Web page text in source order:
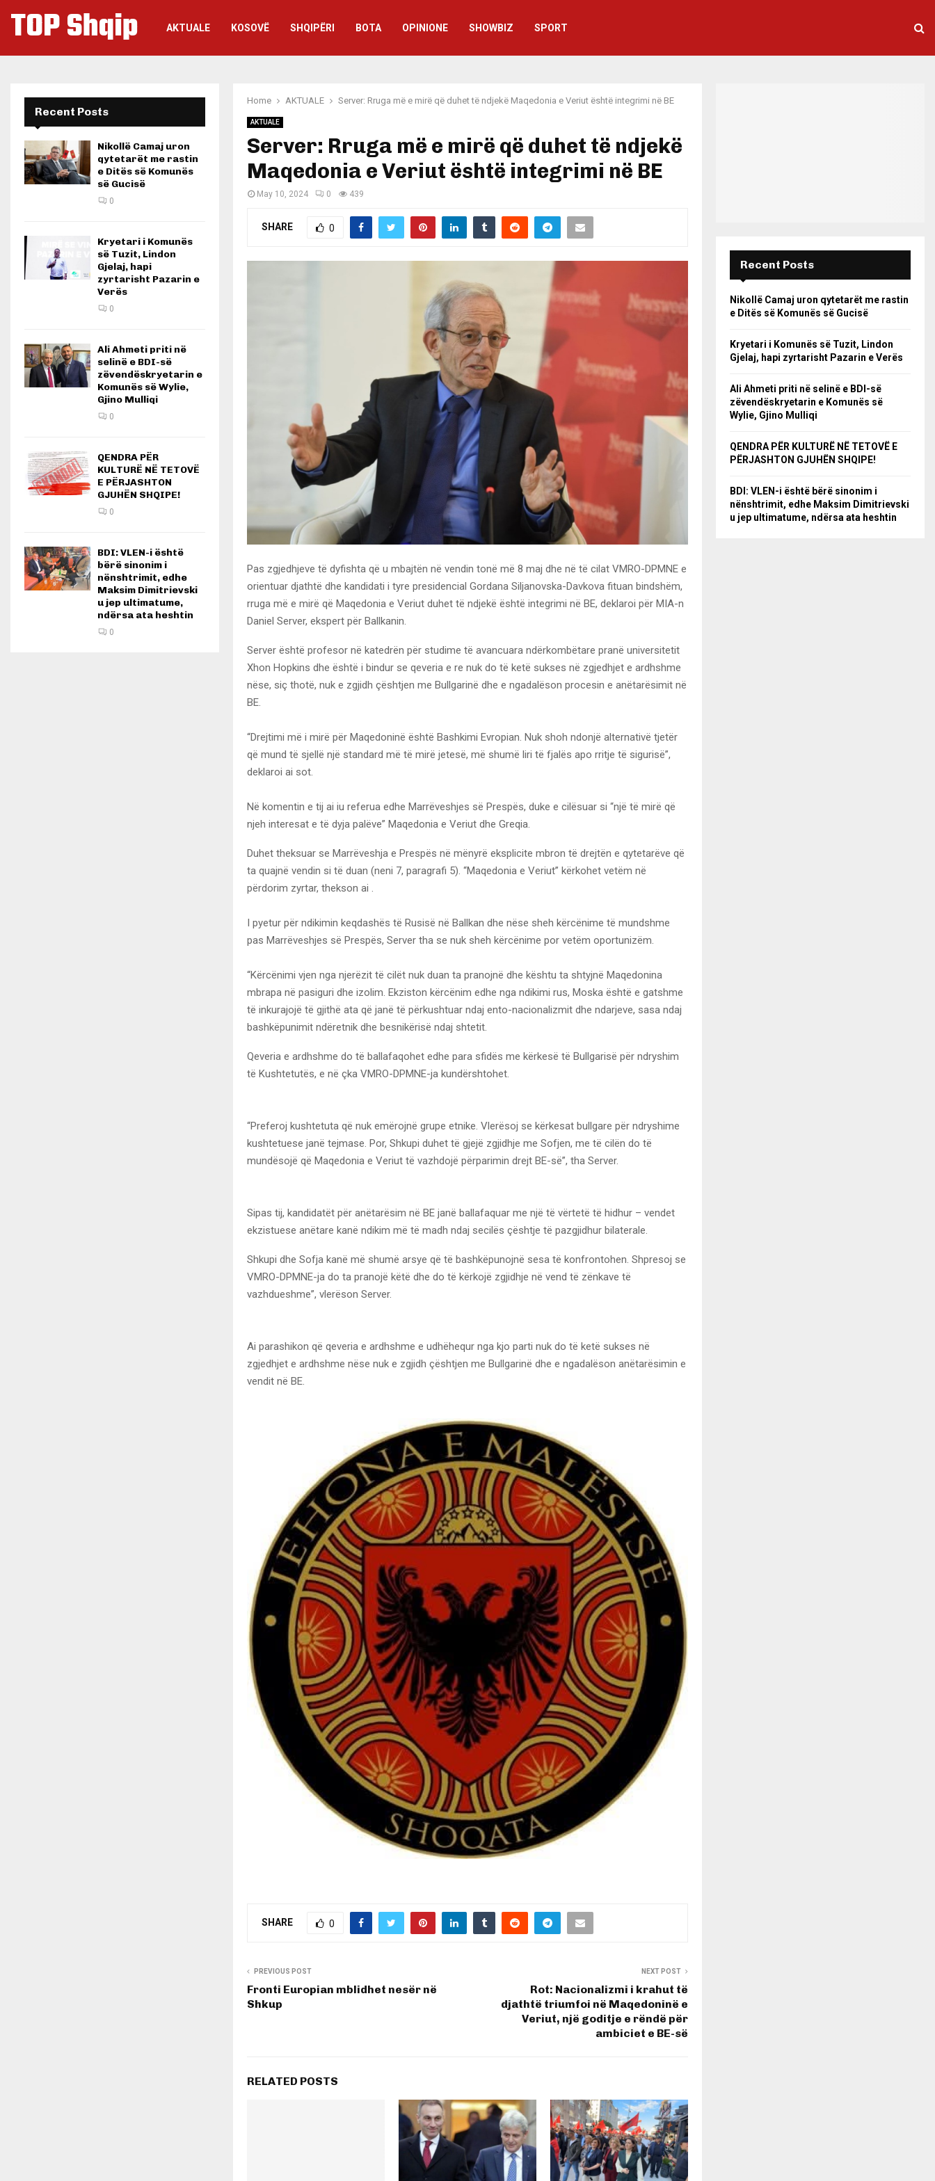
TOP Shqip AKTUALE KOSOVË SHQIPËRI BOTA OPINIONE SHOWBIZ SPORT
Home AKTUALE Server: Rruga më e mirë që duhet të ndjekë Maqedonia e Veriut është integrimi në BE
AKTUALE
Server: Rruga më e mirë që duhet të ndjekë
Maqedonia e Veriut është integrimi në BE
May 10, 2024 0 439
SHARE 0
Pas zgjedhjeve të dyfishta që u mbajtën në vendin tonë më 8 maj dhe në të cilat VMRO-DPMNE e
orientuar djathtë dhe kandidati i tyre presidencial Gordana Siljanovska-Davkova fituan bindshëm,
rruga më e mirë që Maqedonia e Veriut duhet të ndjekë është integrimi në BE, deklaroi për MIA-n
Daniel Server, ekspert për Ballkanin.
Server është profesor në katedrën për studime të avancuara ndërkombëtare pranë universitetit
Xhon Hopkins dhe është i bindur se qeveria e re nuk do të ketë sukses në zgjedhjet e ardhshme
nëse, siç thotë, nuk e zgjidh çështjen me Bullgarinë dhe e ngadalëson procesin e anëtarësimit në
BE.
“Drejtimi më i mirë për Maqedoninë është Bashkimi Evropian. Nuk shoh ndonjë alternativë tjetër
që mund të sjellë një standard më të mirë jetesë, më shumë liri të fjalës apo rritje të sigurisë”,
deklaroi ai sot.
Në komentin e tij ai iu referua edhe Marrëveshjes së Prespës, duke e cilësuar si “një të mirë që
njeh interesat e të dyja palëve” Maqedonia e Veriut dhe Greqia.
Duhet theksuar se Marrëveshja e Prespës në mënyrë eksplicite mbron të drejtën e qytetarëve që
ta quajnë vendin si të duan (neni 7, paragrafi 5). “Maqedonia e Veriut” kërkohet vetëm në
përdorim zyrtar, thekson ai .
I pyetur për ndikimin keqdashës të Rusisë në Ballkan dhe nëse sheh kërcënime të mundshme
pas Marrëveshjes së Prespës, Server tha se nuk sheh kërcënime por vetëm oportunizëm.
“Kërcënimi vjen nga njerëzit të cilët nuk duan ta pranojnë dhe kështu ta shtyjnë Maqedonina
mbrapa në pasiguri dhe izolim. Ekziston kërcënim edhe nga ndikimi rus, Moska është e gatshme
të inkurajojë të gjithë ata që janë të përkushtuar ndaj ento-nacionalizmit dhe ndarjeve, sasa ndaj
bashkëpunimit ndëretnik dhe besnikërisë ndaj shtetit.
Qeveria e ardhshme do të ballafaqohet edhe para sfidës me kërkesë të Bullgarisë për ndryshim
të Kushtetutës, e në çka VMRO-DPMNE-ja kundërshtohet.
“Preferoj kushtetuta që nuk emërojnë grupe etnike. Vlerësoj se kërkesat bullgare për ndryshime
kushtetuese janë tejmase. Por, Shkupi duhet të gjejë zgjidhje me Sofjen, me të cilën do të
mundësojë që Maqedonia e Veriut të vazhdojë përparimin drejt BE-së”, tha Server.
Sipas tij, kandidatët për anëtarësim në BE janë ballafaquar me një të vërtetë të hidhur – vendet
ekzistuese anëtare kanë ndikim më të madh ndaj secilës çështje të pazgjidhur bilaterale.
Shkupi dhe Sofja kanë më shumë arsye që të bashkëpunojnë sesa të konfrontohen. Shpresoj se
VMRO-DPMNE-ja do ta pranojë këtë dhe do të kërkojë zgjidhje në vend të zënkave të
vazhdueshme”, vlerëson Server.
Ai parashikon që qeveria e ardhshme e udhëhequr nga kjo parti nuk do të ketë sukses në
zgjedhjet e ardhshme nëse nuk e zgjidh çështjen me Bullgarinë dhe e ngadalëson anëtarësimin e
vendit në BE.
SHARE 0
PREVIOUS POST
Fronti Europian mblidhet nesër në
Shkup
NEXT POST
Rot: Nacionalizmi i krahut të
djathtë triumfoi në Maqedoninë e
Veriut, një goditje e rëndë për
ambiciet e BE-së
RELATED POSTS
Recent Posts
Nikollë Camaj uron
qytetarët me rastin
e Ditës së Komunës
së Gucisë
0
Kryetari i Komunës
së Tuzit, Lindon
Gjelaj, hapi
zyrtarisht Pazarin e
Verës
0
Ali Ahmeti priti në
selinë e BDI-së
zëvendëskryetarin e
Komunës së Wylie,
Gjino Mulliqi
0
QENDRA PËR
KULTURË NË TETOVË
E PËRJASHTON
GJUHËN SHQIPE!
0
BDI: VLEN-i është
bërë sinonim i
nënshtrimit, edhe
Maksim Dimitrievski
u jep ultimatume,
ndërsa ata heshtin
0
Recent Posts
Nikollë Camaj uron qytetarët me rastin
e Ditës së Komunës së Gucisë
Kryetari i Komunës së Tuzit, Lindon
Gjelaj, hapi zyrtarisht Pazarin e Verës
Ali Ahmeti priti në selinë e BDI-së
zëvendëskryetarin e Komunës së
Wylie, Gjino Mulliqi
QENDRA PËR KULTURË NË TETOVË E
PËRJASHTON GJUHËN SHQIPE!
BDI: VLEN-i është bërë sinonim i
nënshtrimit, edhe Maksim Dimitrievski
u jep ultimatume, ndërsa ata heshtin